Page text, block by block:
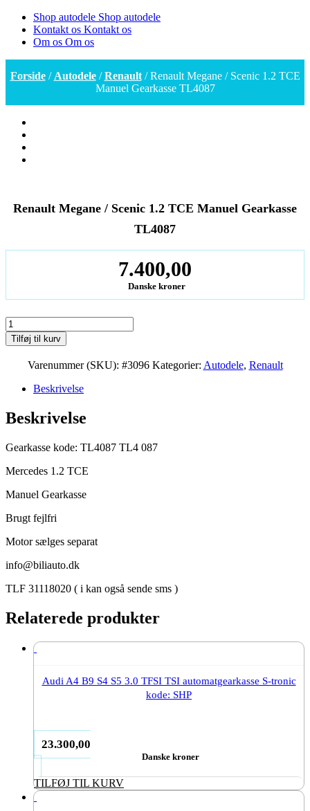
Shop autodele Shop autodele
Kontakt os Kontakt os
Om os Om os
Forside/ Autodele/Renault/ Renault Megane / Scenic 1.2 TCE
Manuel Gearkasse TL4087
Renault Megane / Scenic 1.2 TCE Manuel Gearkasse
TL4087
7.400,00
Danske kroner
Renault
Megane
/
Scenic
Manuel
Gearkasse
TL4087
Tilføj til kurv
Varenummer (SKU): #3096 Kategorier: Autodele, Renault
Beskrivelse
Beskrivelse
Gearkasse kode: TL4087 TL4 087
Mercedes 1.2 TCE
Manuel Gearkasse
Brugt fejlfri
Motor sælges separat
info@biliauto.dk
TLF 31118020 ( i kan også sende sms )
Relaterede produkter
Audi A4 B9 S4 S5 3.0 TFSI TSI automatgearkasse S-tronic
kode: SHP
23.300,00
Danske kroner
TILFØJ TIL KURV